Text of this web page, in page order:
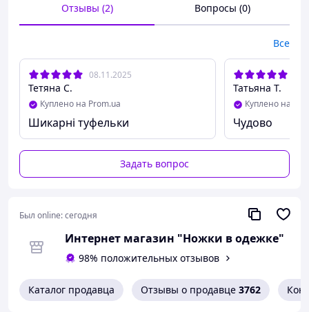
ширина 9,3 см
Модель ориентировочно
узкую стопу
Отзывы (2) Вопросы (0)
Все
08.11.2025
Тетяна С.
Куплено на Prom.ua
Шикарні туфельки
Татьяна Т.
Куплено на
Чудово
Задать вопрос
Был online:сегодня
Интернет магазин "Ножки в одежке"
98% положительных отзывов
Каталог продавца Отзывы о продавце 3762